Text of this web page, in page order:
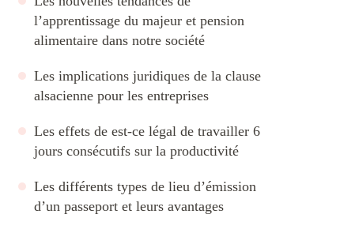
l’apprentissage du majeur et pension
alimentaire dans notre société
Les implications juridiques de la clause
alsacienne pour les entreprises
Les effets de est-ce légal de travailler 6
jours consécutifs sur la productivité
Les différents types de lieu d’émission
d’un passeport et leurs avantages